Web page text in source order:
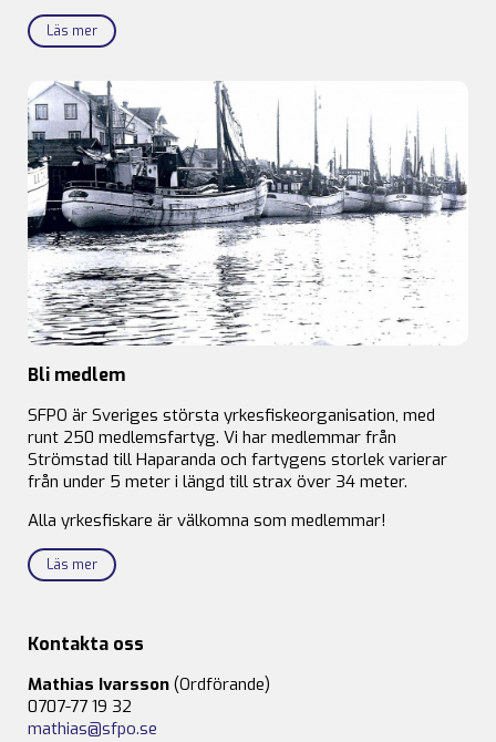
Läs mer
Bli medlem
SFPO är Sveriges största yrkesfiskeorganisation, med
runt 250 medlemsfartyg. Vi har medlemmar från
Strömstad till Haparanda och fartygens storlek varierar
från under 5 meter i längd till strax över 34 meter.
Alla yrkesfiskare är välkomna som medlemmar!
Läs mer
Kontakta oss
Mathias Ivarsson (Ordförande)
0707-77 19 32
mathias@sfpo.se